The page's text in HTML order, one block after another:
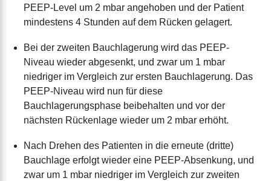
PEEP-Level um 2 mbar angehoben und der Patient
mindestens 4 Stunden auf dem Rücken gelagert.
Bei der zweiten Bauchlagerung wird das PEEP-
Niveau wieder abgesenkt, und zwar um 1 mbar
niedriger im Vergleich zur ersten Bauchlagerung. Das
PEEP-Niveau wird nun für diese
Bauchlagerungsphase beibehalten und vor der
nächsten Rückenlage wieder um 2 mbar erhöht.
Nach Drehen des Patienten in die erneute (dritte)
Bauchlage erfolgt wieder eine PEEP-Absenkung, und
zwar um 1 mbar niedriger im Vergleich zur zweiten